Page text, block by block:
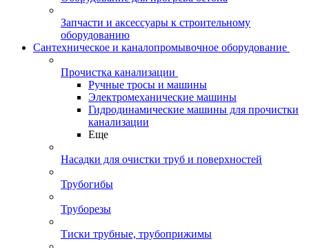
Запчасти и аксессуары к строительному
оборудованию
Сантехническое и каналопромывочное оборудование
Прочистка канализации
Ручные тросы и машины
Электромеханические машины
Гидродинамические машины для прочистки
канализации
Еще
Насадки для очистки труб и поверхностей
Трубогибы
Труборезы
Тиски трубные, трубоприжимы